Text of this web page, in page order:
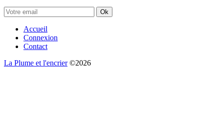
Ok
Accueil
Connexion
Contact
La Plume et l'encrier©2026